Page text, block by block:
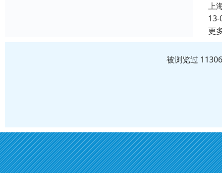
上
13-
更
被浏览过